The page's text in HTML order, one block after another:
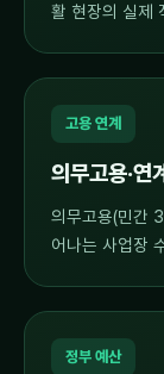
활 현장의 실제
고용 연계
의무고용·연
의무고용(민간
어나는 사업장
정부 예산